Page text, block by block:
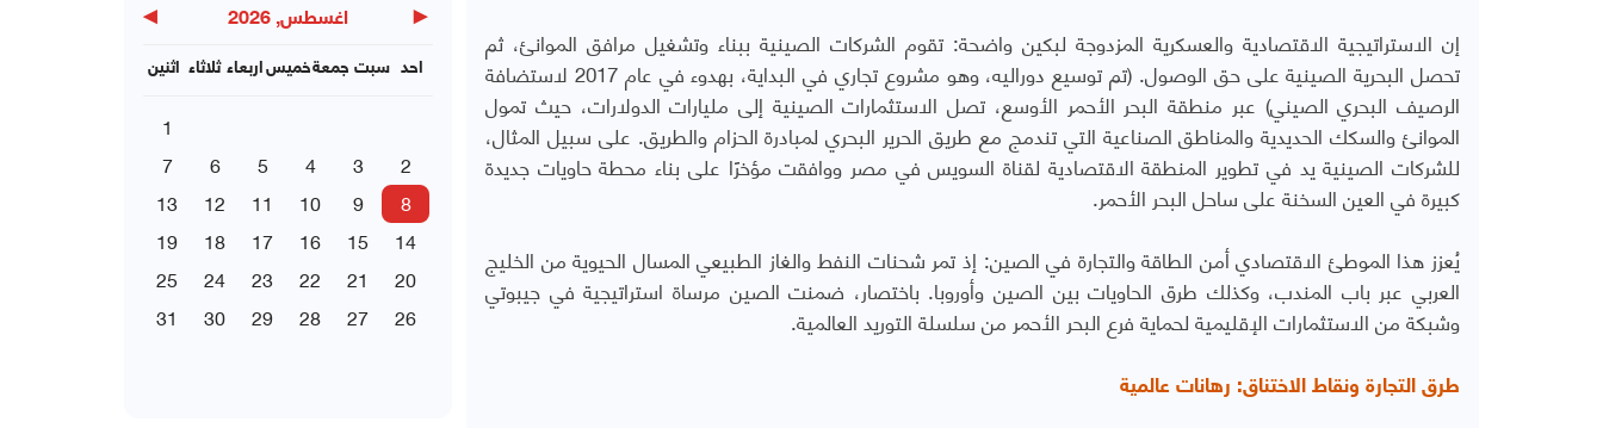
إن الاستراتيجية الاقتصادية والعسكرية المزدوجة لبكين واضحة: تقوم الشركات الصينية ببناء وتشغيل مرافق الموانئ، ثم
تحصل البحرية الصينية على حق الوصول. (تم توسيع دوراليه، وهو مشروع تجاري في البداية، بهدوء في عام 2017 لاستضافة
الرصيف البحري الصيني) عبر منطقة البحر الأحمر الأوسع، تصل الاستثمارات الصينية إلى مليارات الدولارات، حيث تمول
الموانئ والسكك الحديدية والمناطق الصناعية التي تندمج مع طريق الحرير البحري لمبادرة الحزام والطريق. على سبيل المثال،
للشركات الصينية يد في تطوير المنطقة الاقتصادية لقناة السويس في مصر ووافقت مؤخرًا على بناء محطة حاويات جديدة
كبيرة في العين السخنة على ساحل البحر الأحمر.
يُعزز هذا الموطئ الاقتصادي أمن الطاقة والتجارة في الصين: إذ تمر شحنات النفط والغاز الطبيعي المسال الحيوية من الخليج
العربي عبر باب المندب، وكذلك طرق الحاويات بين الصين وأوروبا. باختصار، ضمنت الصين مرساة استراتيجية في جيبوتي
وشبكة من الاستثمارات الإقليمية لحماية فرع البحر الأحمر من سلسلة التوريد العالمية.
طرق التجارة ونقاط الاختناق: رهانات عالمية
◀ اغسطس, 2026 ▶
اثنين ثلاثاء اربعاءخميسجمعة سبت احد
1
2
3
4
5
6
7
8
9
10
11
12
13
14
15
16
17
18
19
20
21
22
23
24
25
26
27
28
29
30
31